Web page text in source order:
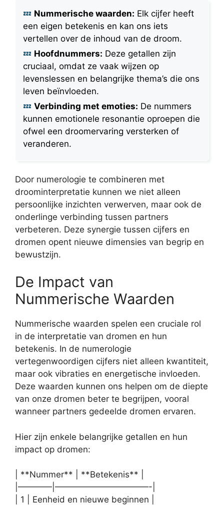
Nummerische waarden: Elk cijfer heeft
een eigen betekenis en kan ons iets
vertellen over de inhoud van de droom.
Hoofdnummers: Deze getallen zijn
cruciaal, omdat ze vaak wijzen op
levenslessen en belangrijke thema’s die ons
leven beïnvloeden.
Verbinding met emoties: De nummers
kunnen emotionele resonantie oproepen die
ofwel een droomervaring versterken of
veranderen.
Door numerologie te combineren met
droominterpretatie kunnen we niet alleen
persoonlijke inzichten verwerven, maar ook de
onderlinge verbinding tussen partners
verbeteren. Deze synergie tussen cijfers en
dromen opent nieuwe dimensies van begrip en
bewustzijn.
De Impact van
Nummerische Waarden
Nummerische waarden spelen een cruciale rol
in de interpretatie van dromen en hun
betekenis. In de numerologie
vertegenwoordigen cijfers niet alleen kwantiteit,
maar ook vibraties en energetische invloeden.
Deze waarden kunnen ons helpen om de diepte
van onze dromen beter te begrijpen, vooral
wanneer partners gedeelde dromen ervaren.
Hier zijn enkele belangrijke getallen en hun
impact op dromen:
| **Nummer** | **Betekenis** |
|————|———————————-|
| 1 | Eenheid en nieuwe beginnen |